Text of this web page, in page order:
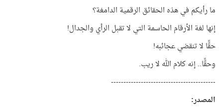
ما رأيكم في هذه الحقائق الرقمية الدامغة؟
إنها لغة الأرقام الحاسمة التي لا تقبل الرأي والجدال!
حقًّا لا تنقضي عجائبه!
وحقًّا.. إنه كلام الله لا ريب.
------------------------------------------
المصدر: